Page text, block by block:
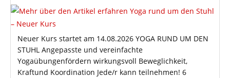
Neuer Kurs startet am 14.08.2026 YOGA RUND UM DEN
STUHL Angepasste und vereinfachte
Yogaübungenfördern wirkungsvoll Beweglichkeit,
Kraftund Koordination Jede/r kann teilnehmen! 6